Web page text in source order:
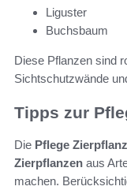
Liguster
Buchsbaum
Diese Pflanzen sind
Sichtschutzwände
Tipps zur
Die Pflege
Zierpflanzen aus
machen.